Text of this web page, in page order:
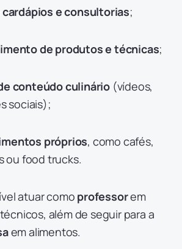
cardápios e consultorias;
de produtos e técnicas;
conteúdo culinário (vídeos,
sociais);
próprios, como cafés,
ou food trucks.
atuar como professorem
além de seguir para a
em alimentos.